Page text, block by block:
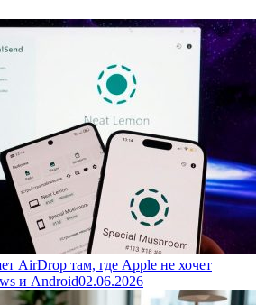
AirDrop там, где Apple не хочет
и Android02.06.2026